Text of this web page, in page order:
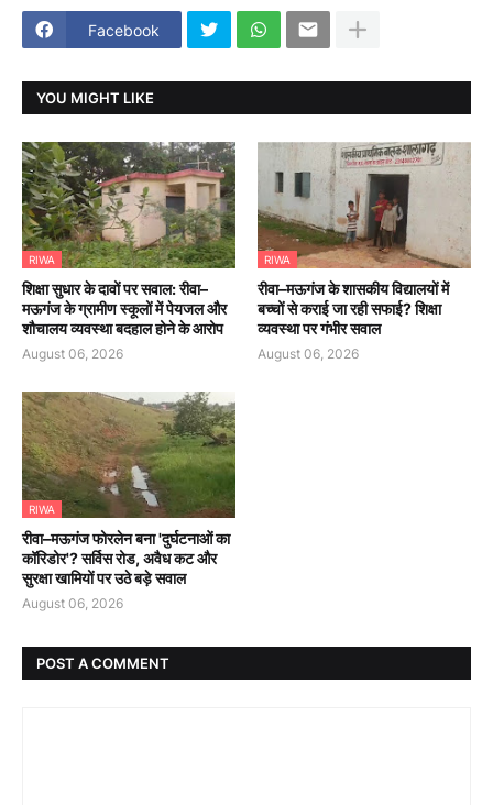
Facebook
YOU MIGHT LIKE
RIWA
शिक्षा सुधार के दावों पर सवाल: रीवा–
मऊगंज के ग्रामीण स्कूलों में पेयजल और
शौचालय व्यवस्था बदहाल होने के आरोप
August 06, 2026
RIWA
रीवा–मऊगंज के शासकीय विद्यालयों में
बच्चों से कराई जा रही सफाई? शिक्षा
व्यवस्था पर गंभीर सवाल
August 06, 2026
RIWA
रीवा–मऊगंज फोरलेन बना 'दुर्घटनाओं का
कॉरिडोर'? सर्विस रोड, अवैध कट और
सुरक्षा खामियों पर उठे बड़े सवाल
August 06, 2026
POST A COMMENT